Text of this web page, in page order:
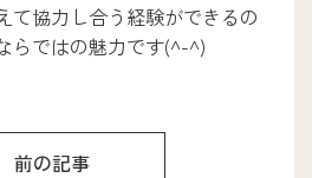
て協力し合う経験ができるの
らではの魅力です(^-^)
前の記事